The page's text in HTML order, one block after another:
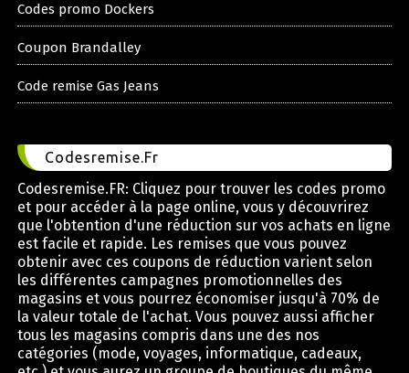
Codes promo Dockers
Coupon Brandalley
Code remise Gas Jeans
Codesremise.Fr
Codesremise.FR: Cliquez pour trouver les codes promo
et pour accéder à la page online, vous y découvrirez
que l'obtention d'une réduction sur vos achats en ligne
est facile et rapide. Les remises que vous pouvez
obtenir avec ces coupons de réduction varient selon
les différentes campagnes promotionnelles des
magasins et vous pourrez économiser jusqu'à 70% de
la valeur totale de l'achat. Vous pouvez aussi afficher
tous les magasins compris dans une des nos
catégories (mode, voyages, informatique, cadeaux,